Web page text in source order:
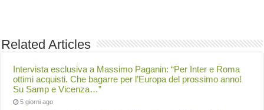
Related Articles
Intervista esclusiva a Massimo Paganin: “Per Inter e Roma
ottimi acquisti. Che bagarre per l’Europa del prossimo anno!
Su Samp e Vicenza…”
5 giorni ago